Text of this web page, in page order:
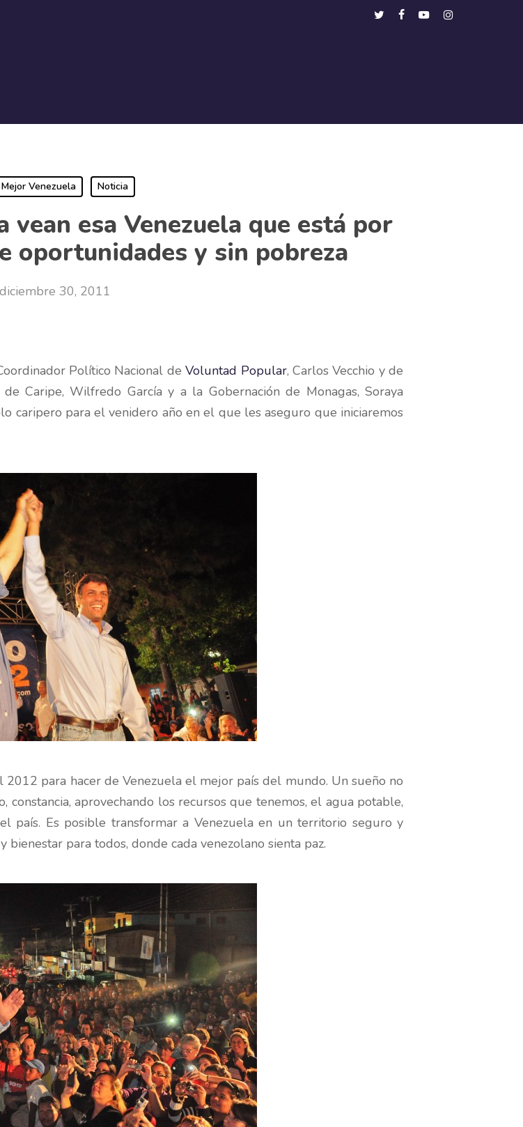
twitterfacebookyoutubeinstagram
Venezuela Noticia
vean esa Venezuela que está por
oportunidades y sin pobreza
diciembre 30, 2011
Político Nacional deVoluntad Popular, Carlos Vecchio y de
Caripe, Wilfredo García y a la Gobernación de Monagas, Soraya
caripero para el venidero año en el que les aseguro que iniciaremos
para hacer de Venezuela el mejor país del mundo. Un sueño no
constancia, aprovechando los recursos que tenemos, el agua potable,
país. Es posible transformar a Venezuela en un territorio seguro y
para todos, donde cada venezolano sienta paz.